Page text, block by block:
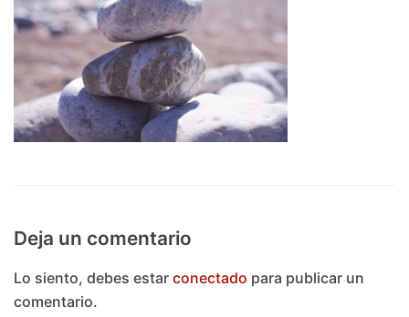
Deja un comentario
Lo siento, debes estar conectado para publicar un
comentario.